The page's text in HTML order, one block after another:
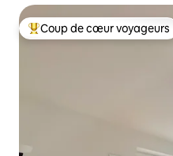
Coups de cœur voyageurs
Coup de cœur voyageurs